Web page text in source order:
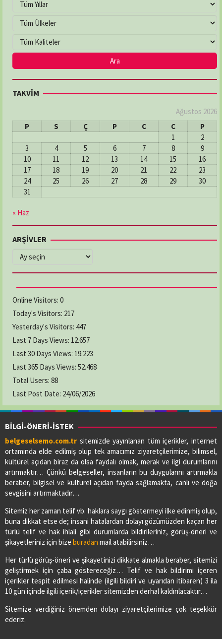
TAKVİM
Ağustos 2026
P
S Ç P C C
P
1
2
3
4 5 6 7 8
9
10
11 12 13 14 15
16
17
18 19 20 21 22
23
24
25 26 27 28 29
30
31
« Haz
ARŞİVLER
ARŞİVLER
Online Visitors: 0
Today's Visitors: 217
Yesterday's Visitors: 447
Last 7 Days Views: 12.657
Last 30 Days Views: 19.223
Last 365 Days Views: 52.468
Total Users: 88
Last Post Date: 24/06/2026
BİLGİ-ÖNERİ-İSTEK
belgeselsemo.com.tr sitemizde yayınlanan tüm içerikler, internet
ortamında elde edilmiş olup tek amacımız ziyaretçilerimize, bilimsel,
kültürel açıdan biraz da olsa faydalı olmak, merak ve ilgi durumlarını
artırmaktır… Çünkü belgeseller, insanların bu duygularını artırmakla
beraber, bilgisel ve kültürel açıdan fayda sağlamakta, canlı ve doğa
sevgisini artırmaktadır…
Sitemiz her zaman telif vb. haklara saygı göstermeyi ilke edinmiş olup,
buna dikkat etse de; insani hatalardan dolayı gözümüzden kaçan her
türlü telif ve hak ihlali gibi durumlarda bildirileriniz, görüş-öneri ve
şikayetleriniz için bize buradan mail atabilirsiniz…
Her türlü görüş-öneri ve şikayetinizi dikkate almakla beraber, sitemizi
geliştirmek için çaba göstereceğiz… Telif ve hak bildirimi içeren
içerikler tespit edilmesi halinde (ilgili bildiri ve uyarıdan itibaren) 3 ila
10 gün içinde ilgili içerik/içerikler sitemizden derhal kaldırılacaktır…
Sitemize verdiğiniz önemden dolayı ziyaretçilerimize çok teşekkür
ederiz.